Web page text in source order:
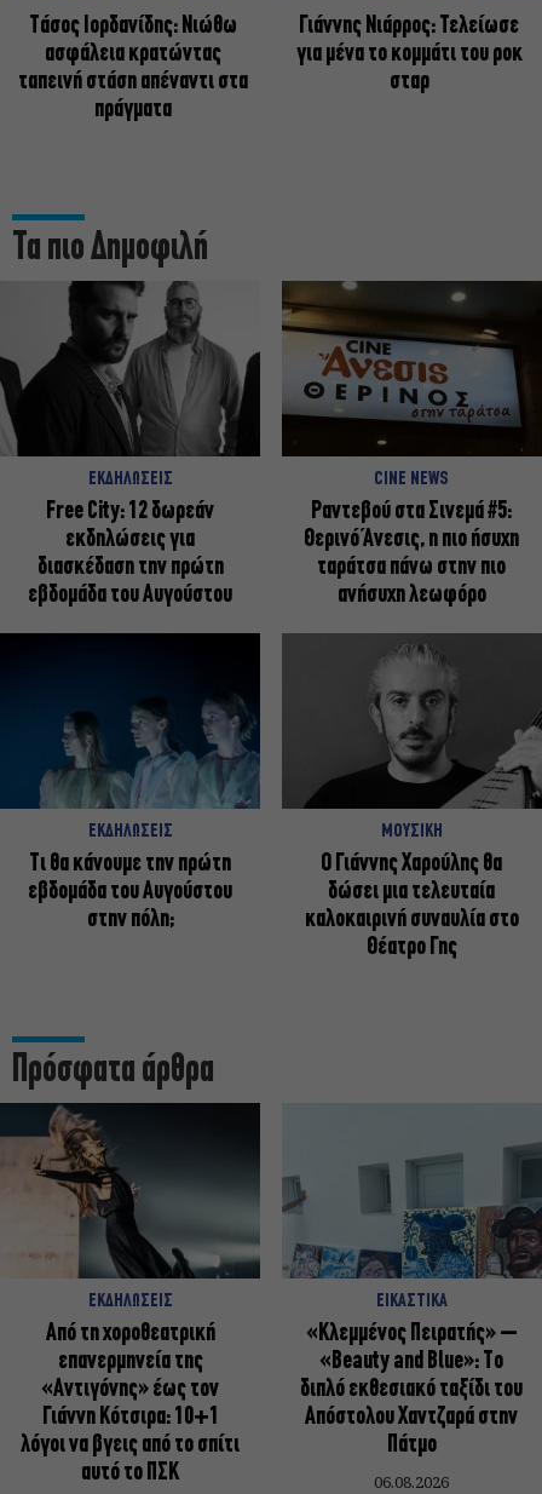
Tάσος Ιορδανίδης: Νιώθω
ασφάλεια κρατώντας
ταπεινή στάση απέναντι στα
πράγματα
Γιάννης Νιάρρος: Τελείωσε
για μένα το κομμάτι του ροκ
σταρ
Τα πιο Δημοφιλή
ΕΚΔΗΛΩΣΕΙΣ
Free City: 12 δωρεάν
εκδηλώσεις για
διασκέδαση την πρώτη
εβδομάδα του Αυγούστου
CINE NEWS
Ραντεβού στα Σινεμά #5:
Θερινό Άνεσις, η πιο ήσυχη
ταράτσα πάνω στην πιο
ανήσυχη λεωφόρο
ΕΚΔΗΛΩΣΕΙΣ
Τι θα κάνουμε την πρώτη
εβδομάδα του Αυγούστου
στην πόλη;
ΜΟΥΣΙΚΗ
Ο Γιάννης Χαρούλης θα
δώσει μια τελευταία
καλοκαιρινή συναυλία στο
Θέατρο Γης
Πρόσφατα άρθρα
ΕΚΔΗΛΩΣΕΙΣ
Από τη χοροθεατρική
επανερμηνεία της
«Αντιγόνης» έως τον
Γιάννη Κότσιρα: 10+1
λόγοι να βγεις από το σπίτι
αυτό το ΠΣΚ
ΕΙΚΑΣΤΙΚΑ
«Κλεμμένος Πειρατής» –
«Beauty and Blue»: Το
διπλό εκθεσιακό ταξίδι του
Απόστολου Χαντζαρά στην
Πάτμο
06.08.2026